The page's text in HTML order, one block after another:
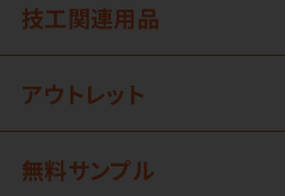
技工関連用品
アウトレット
無料サンプル